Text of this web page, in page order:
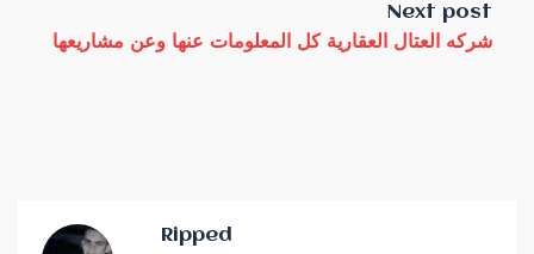
Next post
شركه العتال العقارية كل المعلومات عنها وعن مشاريعها
Ripped